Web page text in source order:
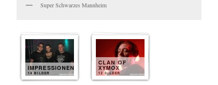
Super Schwarzes Mannheim
IMPRESSIONEN
14 BILDER
CLAN OF
XYMOX
12 BILDER